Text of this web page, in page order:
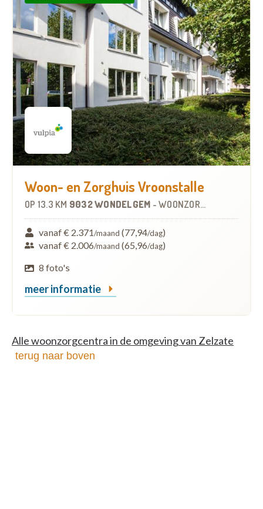
Woon- en Zorghuis Vroonstalle
OP 13.3 KM 9032 WONDELGEM - WOONZORGCENTRUM (WZC)
vanaf € 2.371/maand (77,94/dag)
vanaf € 2.006/maand (65,96/dag)
8 foto's
meer informatie
Alle woonzorgcentra in de omgeving van Zelzate
terug naar boven